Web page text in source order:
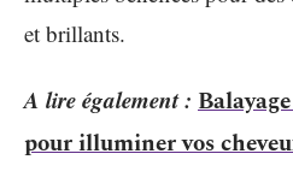
et brillants.
A lire également :
pour illuminer vos